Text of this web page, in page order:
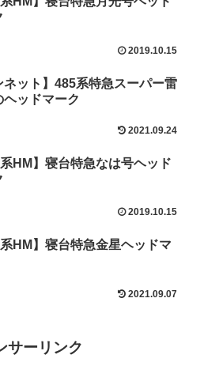
2019.10.15
ネット】485系特急スーパー雷
ヘッドマーク
2021.09.24
系HM】寝台特急なは号ヘッド
2019.10.15
系HM】寝台特急金星ヘッドマ
2021.09.07
サーリンク